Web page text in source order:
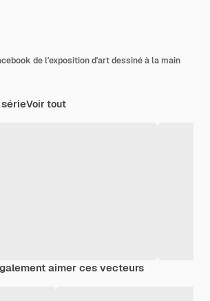
de l'exposition d'art dessiné à la main
Voir tout
aimer ces vecteurs